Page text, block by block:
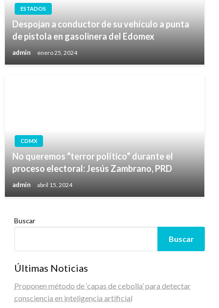
ESTADOS
Despojan a conductor de su vehículo a punta
de pistola en gasolinera del Edomex
admin enero 25, 2024
CDMX
No queremos “terror político” durante el
proceso electoral: Jesús Zambrano, PRD
admin abril 15, 2024
Buscar
Buscar
Últimas Noticias
Proponen método de ‘capas de cebolla’ para detectar
consciencia en inteligencia artificial